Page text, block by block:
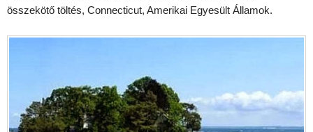
összekötő töltés, Connecticut, Amerikai Egyesült Államok.